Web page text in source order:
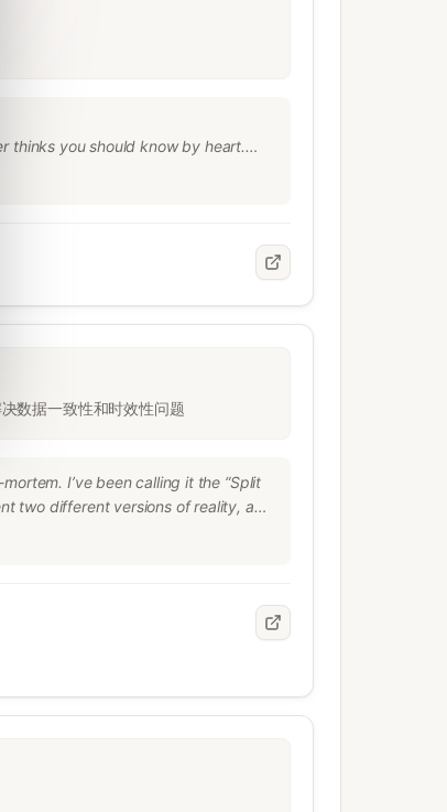
thinks you should know by heart.
interview asked engineers to
future coworkers could write
a time-pressure environment.
practical skills! This has historically
a candidate is short. An interview
数据一致性和时效性问题
I’ve been calling it the “Split
two different versions of reality, and
years ago. What actually